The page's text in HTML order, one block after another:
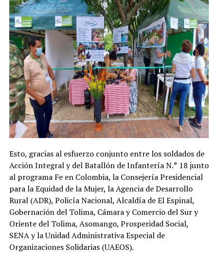
Esto, gracias al esfuerzo conjunto entre los soldados de
Acción Integral y del Batallón de Infantería N.° 18 junto
al programa Fe en Colombia, la Consejería Presidencial
para la Equidad de la Mujer, la Agencia de Desarrollo
Rural (ADR), Policía Nacional, Alcaldía de El Espinal,
Gobernación del Tolima, Cámara y Comercio del Sur y
Oriente del Tolima, Asomango, Prosperidad Social,
SENA y la Unidad Administrativa Especial de
Organizaciones Solidarias (UAEOS).